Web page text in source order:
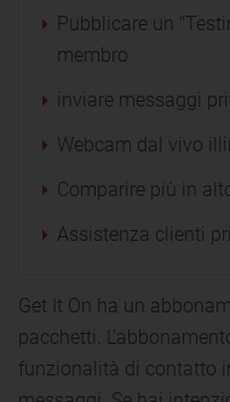
Pubblicare un
membro
inviare messaggi
Webcam dal vivo
Comparire più in
Assistenza clienti
Get It On ha un
pacchetti.
funzionalità di contatto